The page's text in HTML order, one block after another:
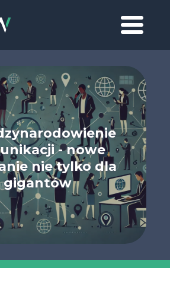
- nowe
nie tylko dla
gigantów